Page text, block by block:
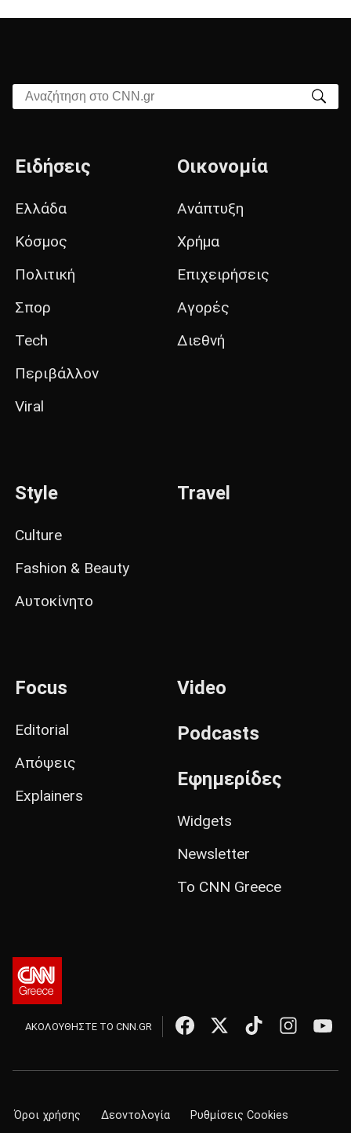
Αναζήτηση στο CNN.gr
Ειδήσεις
Ελλάδα
Κόσμος
Πολιτική
Σπορ
Tech
Περιβάλλον
Viral
Οικονομία
Ανάπτυξη
Χρήμα
Επιχειρήσεις
Αγορές
Διεθνή
Style
Culture
Fashion & Beauty
Αυτοκίνητο
Travel
Focus
Editorial
Απόψεις
Explainers
Video
Podcasts
Εφημερίδες
Widgets
Newsletter
Το CNN Greece
ΑΚΟΛΟΥΘΗΣΤΕ ΤΟ CNN.GR
Όροι χρήσης Δεοντολογία Ρυθμίσεις Cookies